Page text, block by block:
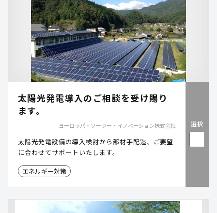
太陽光発電導入のご相談を受け賜り
ます。
ヨーロッパ・ソーラー・イノベーション株式会社
太陽光発電設備の導入検討から部材手配迄、ご要望
に合わせてサポートいたします。
エネルギー対策
選択